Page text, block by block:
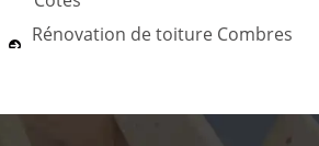
Rénovation de toiture Combres